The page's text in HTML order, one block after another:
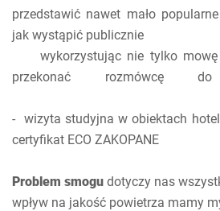
przedstawić nawet mało
jak wystąpić publicznie
wykorzystując nie tylko mowę
przekonać rozmówcę
- wizyta studyjna w obiektach
certyfikat ECO ZAKOPANE
Problem smogu dotyczy nas
wpływ na jakość powietrza mamy